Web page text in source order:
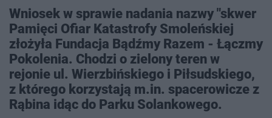
Wniosek w sprawie nadania nazwy "skwer
Pamięci Ofiar Katastrofy Smoleńskiej
złożyła Fundacja Bądźmy Razem - Łączmy
Pokolenia. Chodzi o zielony teren w
rejonie ul. Wierzbińskiego i Piłsudskiego,
z którego korzystają m.in. spacerowicze z
Rąbina idąc do Parku Solankowego.